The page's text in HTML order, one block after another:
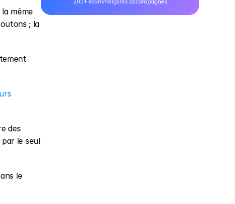
même
; la
des
le seul
le
200+ ecommerçants accompagnés